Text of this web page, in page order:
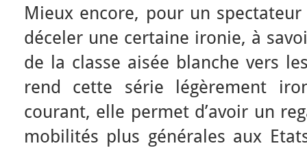
Mieux encore, pour un
déceler une certaine ironie, à
de la classe aisée blanche vers
rend cette série légèrement
courant, elle permet d’avoir un
mobilités plus générales aux